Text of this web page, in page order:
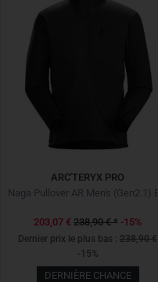
ARC'TERYX PRO
203,07 € 238,90 €* -15%
Dernier prix le plus bas : 238,90 €
-15%
DERNIÈRE CHANCE